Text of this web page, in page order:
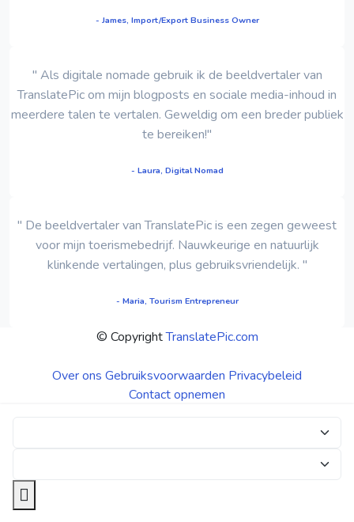
- James, Import/Export Business Owner
" Als digitale nomade gebruik ik de beeldvertaler van
TranslatePic om mijn blogposts en sociale media-inhoud in
meerdere talen te vertalen. Geweldig om een ​​breder publiek
te bereiken!"
- Laura, Digital Nomad
" De beeldvertaler van TranslatePic is een zegen geweest
voor mijn toerismebedrijf. Nauwkeurige en natuurlijk
klinkende vertalingen, plus gebruiksvriendelijk. "
- Maria, Tourism Entrepreneur
© CopyrightTranslatePic.com
Over ons Gebruiksvoorwaarden Privacybeleid
Contact opnemen